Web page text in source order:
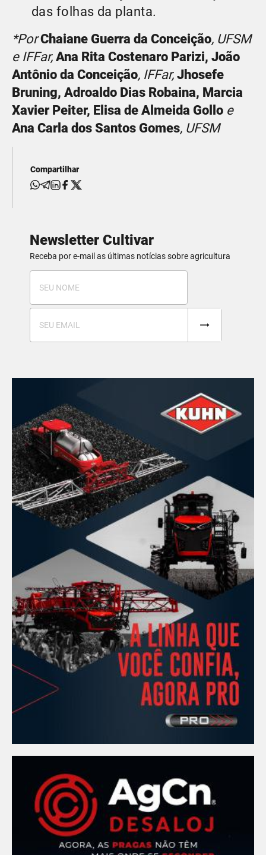
das folhas da planta.
*PorChaiane Guerra da Conceição, UFSM
e IFFar, Ana Rita Costenaro Parizi, João
Antônio da Conceição, IFFar, Jhosefe
Bruning, Adroaldo Dias Robaina, Marcia
Xavier Peiter, Elisa de Almeida Gollo e
Ana Carla dos Santos Gomes, UFSM
Compartilhar
Newsletter Cultivar
Receba por e-mail as últimas notícias sobre agricultura